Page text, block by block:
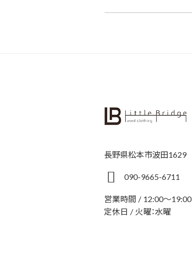
長野県松本市波田1629
090-9665-6711
営業時間 / 12:00～19:00
定休日 / 火曜：水曜